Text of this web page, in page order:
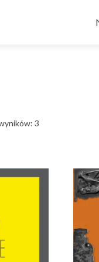
3
najnowszych